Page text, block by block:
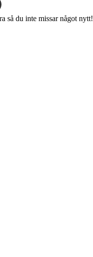
så du inte missar något nytt!